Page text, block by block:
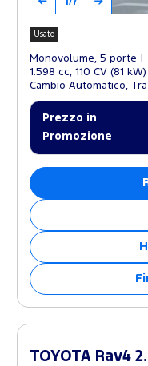
1/7
Usato
Monovolume, 5 porte
1.598 cc, 110 CV (81 kW)
Cambio Automatico,
Prezzo in
Promozione
TOYOTA Rav4